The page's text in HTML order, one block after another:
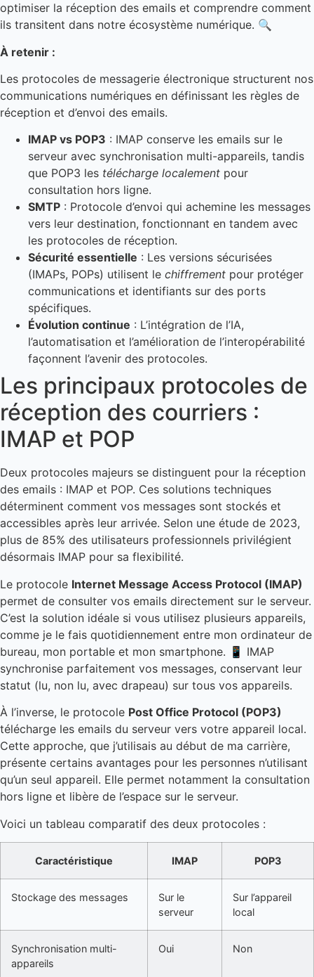
optimiser la réception des emails et comprendre comment
ils transitent dans notre écosystème numérique. 🔍
À retenir :
Les protocoles de messagerie électronique structurent nos
communications numériques en définissant les règles de
réception et d’envoi des emails.
IMAP vs POP3 : IMAP conserve les emails sur le
serveur avec synchronisation multi-appareils, tandis
que POP3 les télécharge localement pour
consultation hors ligne.
SMTP : Protocole d’envoi qui achemine les messages
vers leur destination, fonctionnant en tandem avec
les protocoles de réception.
Sécurité essentielle : Les versions sécurisées
(IMAPs, POPs) utilisent le chiffrement pour protéger
communications et identifiants sur des ports
spécifiques.
Évolution continue : L’intégration de l’IA,
l’automatisation et l’amélioration de l’interopérabilité
façonnent l’avenir des protocoles.
Les principaux protocoles de
réception des courriers :
IMAP et POP
Deux protocoles majeurs se distinguent pour la réception
des emails : IMAP et POP. Ces solutions techniques
déterminent comment vos messages sont stockés et
accessibles après leur arrivée. Selon une étude de 2023,
plus de 85% des utilisateurs professionnels privilégient
désormais IMAP pour sa flexibilité.
Le protocole Internet Message Access Protocol (IMAP)
permet de consulter vos emails directement sur le serveur.
C’est la solution idéale si vous utilisez plusieurs appareils,
comme je le fais quotidiennement entre mon ordinateur de
bureau, mon portable et mon smartphone. 📱 IMAP
synchronise parfaitement vos messages, conservant leur
statut (lu, non lu, avec drapeau) sur tous vos appareils.
À l’inverse, le protocole Post Office Protocol (POP3)
télécharge les emails du serveur vers votre appareil local.
Cette approche, que j’utilisais au début de ma carrière,
présente certains avantages pour les personnes n’utilisant
qu’un seul appareil. Elle permet notamment la consultation
hors ligne et libère de l’espace sur le serveur.
Voici un tableau comparatif des deux protocoles :
Caractéristique IMAP POP3
Stockage des messages
Sur le
serveur
Sur l’appareil
local
Synchronisation multi-
appareils
Oui Non